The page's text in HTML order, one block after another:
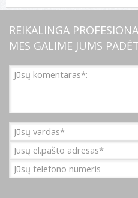
REIKALINGA
MES GALIME JUMS